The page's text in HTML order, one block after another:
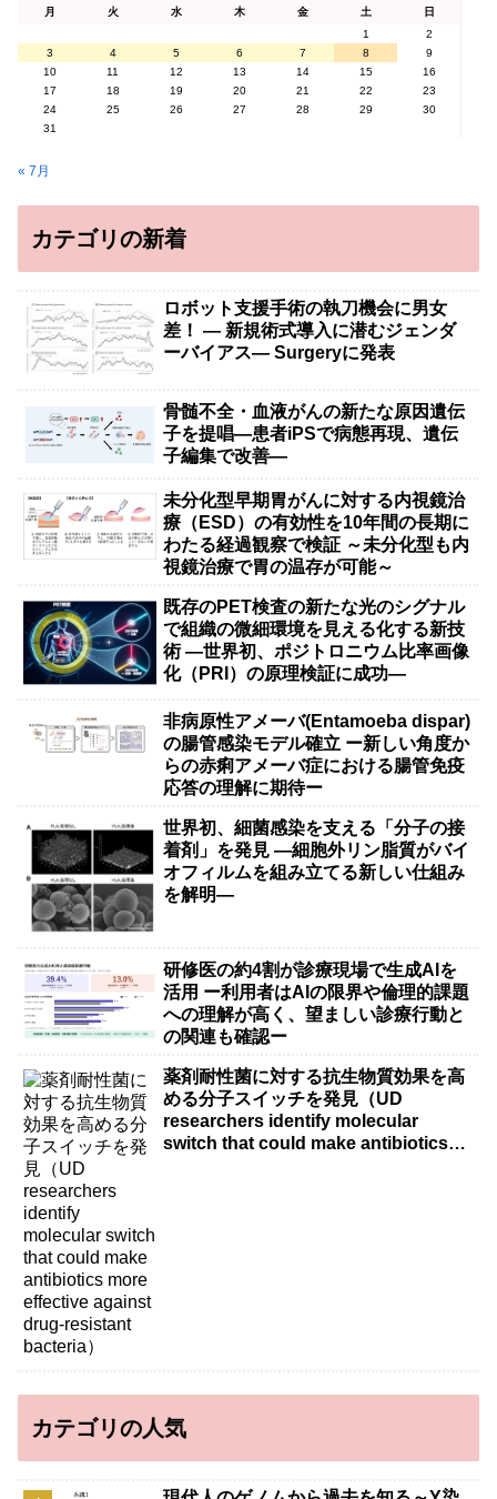
月 火 水 木 金 土
日
1
2
3
4 5 6 7 8
9
10
11 12 13 14 15
16
17
18 19 20 21 22
23
24
25 26 27 28 29
30
31
« 7月
カテゴリの新着
ロボット支援手術の執刀機会に男女
差！ — 新規術式導入に潜むジェンダ
ーバイアス— Surgeryに発表
骨髄不全・血液がんの新たな原因遺伝
子を提唱―患者iPSで病態再現、遺伝
子編集で改善―
未分化型早期胃がんに対する内視鏡治
療（ESD）の有効性を10年間の長期に
わたる経過観察で検証 ～未分化型も内
視鏡治療で胃の温存が可能～
既存のPET検査の新たな光のシグナル
で組織の微細環境を見える化する新技
術 ―世界初、ポジトロニウム比率画像
化（PRI）の原理検証に成功―
非病原性アメーバ(Entamoeba dispar)
の腸管感染モデル確立 ー新しい角度か
らの赤痢アメーバ症における腸管免疫
応答の理解に期待ー
世界初、細菌感染を支える「分子の接
着剤」を発見 ―細胞外リン脂質がバイ
オフィルムを組み立てる新しい仕組み
を解明―
研修医の約4割が診療現場で生成AIを
活用 ー利用者はAIの限界や倫理的課題
への理解が高く、望ましい診療行動と
の関連も確認ー
薬剤耐性菌に対する抗生物質効果を高
める分子スイッチを発見（UD
researchers identify molecular
switch that could make antibiotics
カテゴリの人気